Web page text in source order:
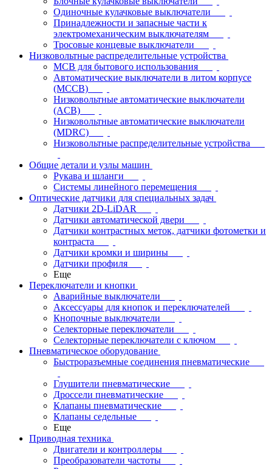
Одиночные кулачковые выключатели
Принадлежности и запасные части к
электромеханическим выключателям
Тросовые концевые выключатели
Низковольтные распределительные устройства
MCB для бытового использования
Автоматические выключатели в литом корпусе
(MCCB)
Низковольтные автоматические выключатели
(ACB)
Низковольтные автоматические выключатели
(MDRC)
Низковольтные распределительные устройства
Общие детали и узлы машин
Рукава и шланги
Системы линейного перемещения
Оптические датчики для специальных задач
Датчики 2D-LiDAR
Датчики автоматической двери
Датчики контрастных меток, датчики фотометки и
контраста
Датчики кромки и ширины
Датчики профиля
Еще
Переключатели и кнопки
Аварийные выключатели
Аксессуары для кнопок и переключателей
Кнопочные выключатели
Селекторные переключатели
Селекторные переключатели с ключом
Пневматическое оборудование
Быстроразъемные соединения пневматические
Глушители пневматические
Дроссели пневматические
Клапаны пневматические
Клапаны седельные
Еще
Приводная техника
Двигатели и контроллеры
Преобразователи частоты